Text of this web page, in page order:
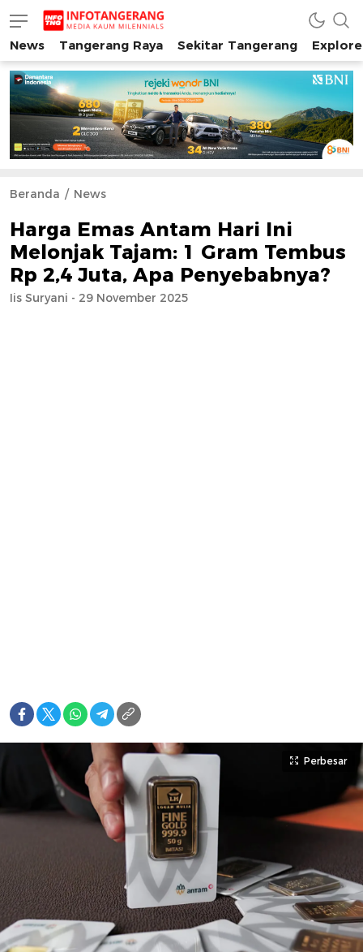
INFO TANGERANG
Media Kaum Millenials Tangerang Raya
News Tangerang Raya Sekitar Tangerang
Beranda News
Harga Emas Antam Hari Ini
Melonjak Tajam: 1 Gram Tembus
Rp 2,4 Juta, Apa Penyebabnya?
Iis Suryani - 29 November 2025
Perbesar